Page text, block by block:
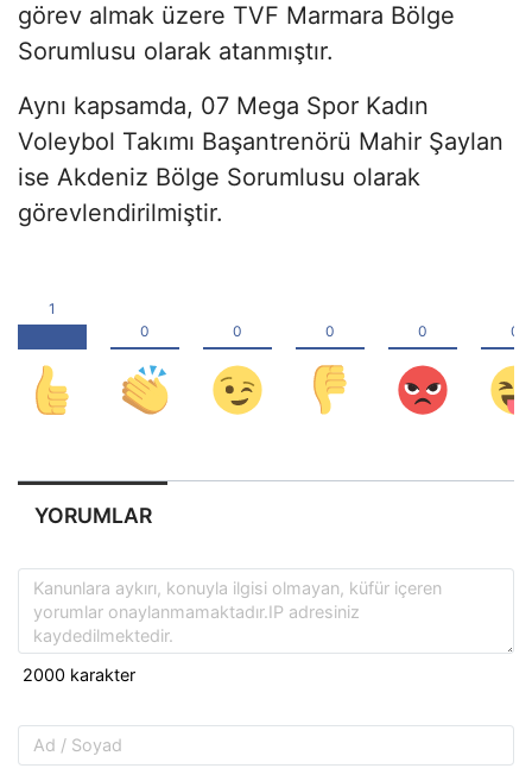
görev almak üzere TVF Marmara Bölge
Sorumlusu olarak atanmıştır.
Aynı kapsamda, 07 Mega Spor Kadın
Voleybol Takımı Başantrenörü Mahir Şaylan
ise Akdeniz Bölge Sorumlusu olarak
görevlendirilmiştir.
YORUMLAR